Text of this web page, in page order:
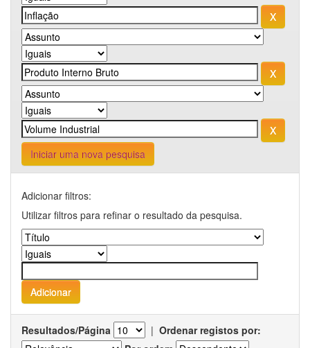
Iniciar uma nova pesquisa
Adicionar filtros:
Utilizar filtros para refinar o resultado da pesquisa.
Resultados/Página | Ordenar registos por: